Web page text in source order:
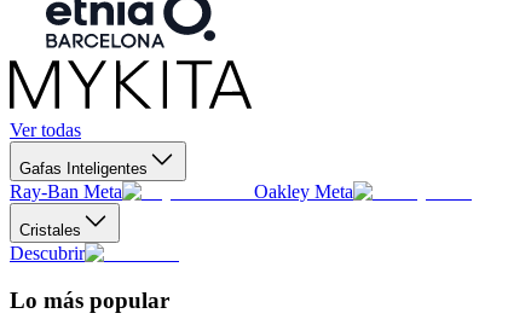
Ver todas
Gafas Inteligentes
Ray-Ban Meta Oakley Meta
Cristales
Descubrir
Lo más popular